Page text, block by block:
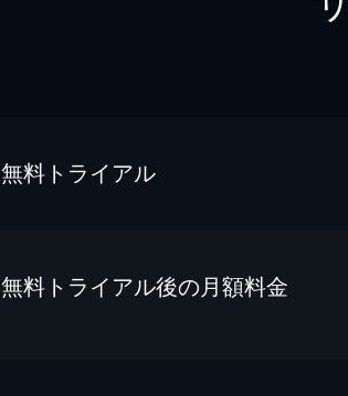
無料トライアル
無料トライアル後の⽉額料金